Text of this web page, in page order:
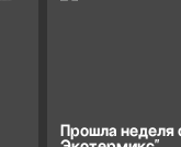
Прошла неделя